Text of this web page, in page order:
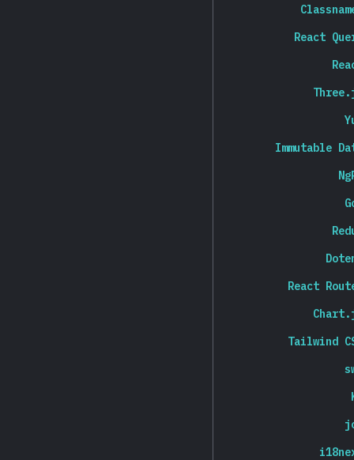
Tailwind
React
Immutable
React